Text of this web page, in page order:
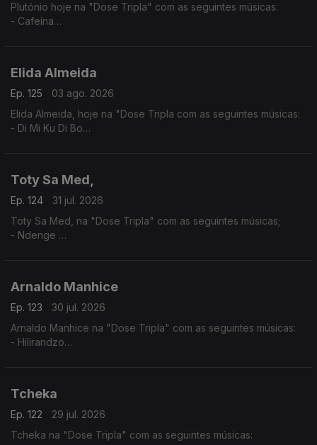
Plutónio hoje na "Dose Tripla" com as seguintes músicas:
- Cafeína
Elida Almeida
Ep. 125
03 ago. 2026
Elida Almeida, hoje na "Dose Tripla com as seguintes músicas:
- Di Mi Ku Di Bo
Toty Sa Med,
Ep. 124
31 jul. 2026
Toty Sa Med, na "Dose Tripla" com as seguintes músicas;
- Ndenge
Arnaldo Manhice
Ep. 123
30 jul. 2026
Arnaldo Manhice na "Dose Tripla" com as seguintes músicas:
- Hilirandzo
Tcheka
Ep. 122
29 jul. 2026
Tcheka na "Dose Tripla" com as seguintes músicas: